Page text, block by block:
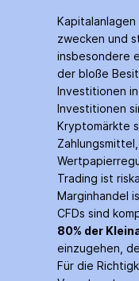
zwecken und
insbesondere
der bloße
Investitionen
Investitionen
Kryptomärkte
Trading ist
Margin­handel
CFDs sind
80% der
einzugehen,
Für die